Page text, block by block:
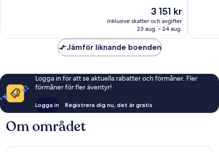
Priset
är
3 151 kr
3 151 kr
inklusive skatter och avgifter
23 aug. – 24 aug.
Jämför liknande boenden
Logga in för att se aktuella rabatter och förmåner. Fler
förmåner för fler äventyr!
Logga in Registrera dig nu, det är gratis
Om området